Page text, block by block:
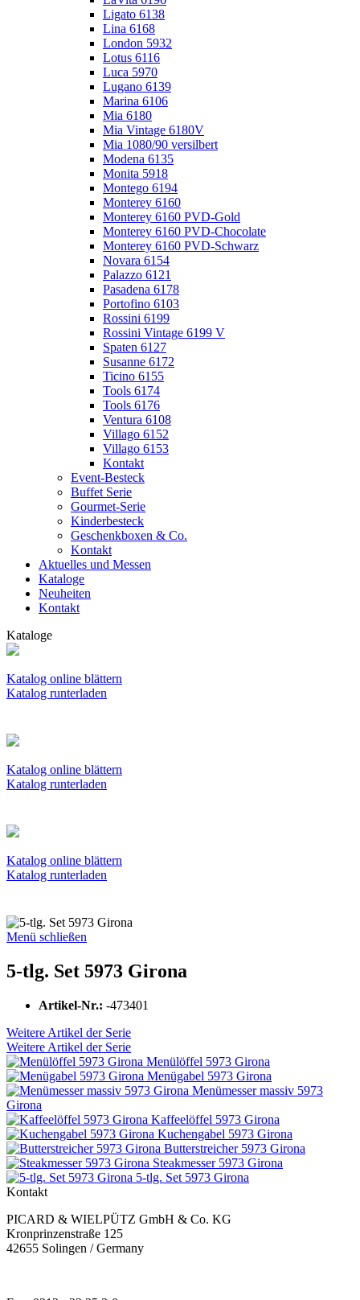
Ligato 6138
Lina 6168
London 5932
Lotus 6116
Luca 5970
Lugano 6139
Marina 6106
Mia 6180
Mia Vintage 6180V
Mia 1080/90 versilbert
Modena 6135
Monita 5918
Montego 6194
Monterey 6160
Monterey 6160 PVD-Gold
Monterey 6160 PVD-Chocolate
Monterey 6160 PVD-Schwarz
Novara 6154
Palazzo 6121
Pasadena 6178
Portofino 6103
Rossini 6199
Rossini Vintage 6199 V
Spaten 6127
Susanne 6172
Ticino 6155
Tools 6174
Tools 6176
Ventura 6108
Villago 6152
Villago 6153
Kontakt
Event-Besteck
Buffet Serie
Gourmet-Serie
Kinderbesteck
Geschenkboxen & Co.
Kontakt
Aktuelles und Messen
Kataloge
Neuheiten
Kontakt
Kataloge
Katalog online blättern
Katalog runterladen
Katalog online blättern
Katalog runterladen
Katalog online blättern
Katalog runterladen
Menü schließen
5-tlg. Set 5973 Girona
Artikel-Nr.: -473401
Weitere Artikel der Serie
Weitere Artikel der Serie
Menülöffel 5973 Girona
Menügabel 5973 Girona
Menümesser massiv 5973
Girona
Kaffeelöffel 5973 Girona
Kuchengabel 5973 Girona
Butterstreicher 5973 Girona
Steakmesser 5973 Girona
5-tlg. Set 5973 Girona
Kontakt
PICARD & WIELPÜTZ GmbH & Co. KG
Kronprinzenstraße 125
42655 Solingen / Germany